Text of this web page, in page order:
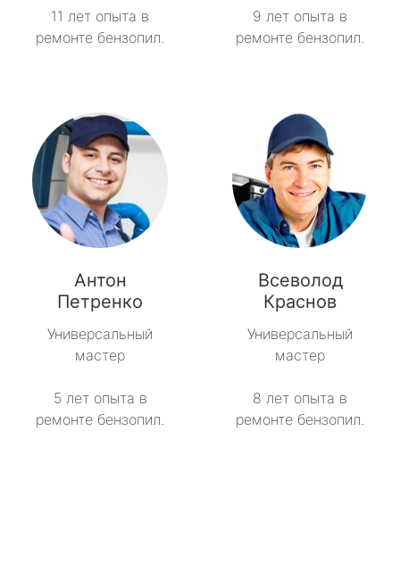
11 лет опыта в
ремонте бензопил.
9 лет опыта в
ремонте бензопил.
Антон
Петренко
Универсальный
мастер
5 лет опыта в
ремонте бензопил.
Всеволод
Краснов
Универсальный
мастер
8 лет опыта в
ремонте бензопил.